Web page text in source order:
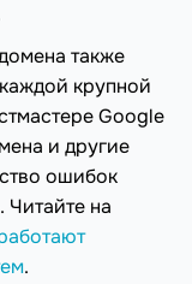
также
крупной
Google
и другие
ошибок
Читайте на
.